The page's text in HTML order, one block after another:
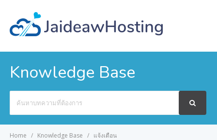
Knowledge Base
For
Home Knowledge Base แจ้งเตือน